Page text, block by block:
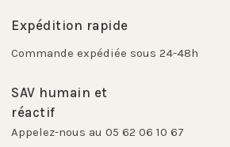
Expédition rapide
Commande expédiée sous 24-48h
SAV humain et
réactif
Appelez-nous au 05 62 06 10 67